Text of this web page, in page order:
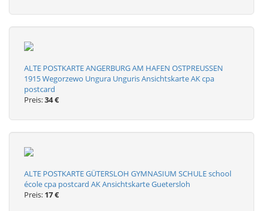
ALTE POSTKARTE ANGERBURG AM HAFEN OSTPREUSSEN
1915 Wegorzewo Ungura Unguris Ansichtskarte AK cpa
postcard
Preis:34 €
ALTE POSTKARTE GÜTERSLOH GYMNASIUM SCHULE school
école cpa postcard AK Ansichtskarte Guetersloh
Preis: 17 €